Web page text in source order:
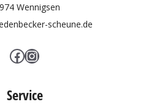
Wennigsen
scheune.de
Facebook
Instagram
Service